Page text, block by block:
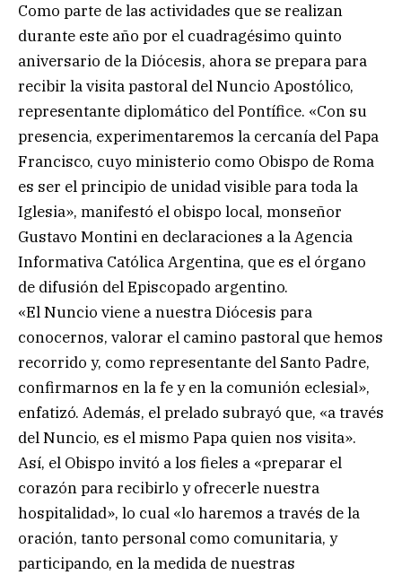
Como parte de las actividades que se realizan
durante este año por el cuadragésimo quinto
aniversario de la Diócesis, ahora se prepara para
recibir la visita pastoral del Nuncio Apostólico,
representante diplomático del Pontífice. «Con su
presencia, experimentaremos la cercanía del Papa
Francisco, cuyo ministerio como Obispo de Roma
es ser el principio de unidad visible para toda la
Iglesia», manifestó el obispo local, monseñor
Gustavo Montini en declaraciones a la Agencia
Informativa Católica Argentina, que es el órgano
de difusión del Episcopado argentino.
«El Nuncio viene a nuestra Diócesis para
conocernos, valorar el camino pastoral que hemos
recorrido y, como representante del Santo Padre,
confirmarnos en la fe y en la comunión eclesial»,
enfatizó. Además, el prelado subrayó que, «a través
del Nuncio, es el mismo Papa quien nos visita».
Así, el Obispo invitó a los fieles a «preparar el
corazón para recibirlo y ofrecerle nuestra
hospitalidad», lo cual «lo haremos a través de la
oración, tanto personal como comunitaria, y
participando, en la medida de nuestras